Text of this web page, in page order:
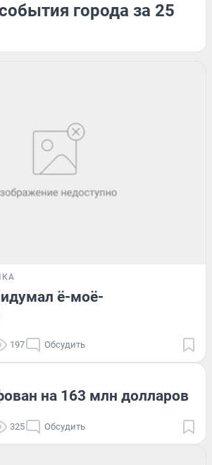
города за 25
ё-моё-
197 Обсудить
на 163 млн долларов
325 Обсудить